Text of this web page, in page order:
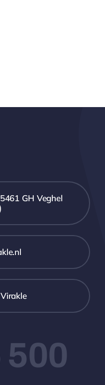
GH Veghel
500